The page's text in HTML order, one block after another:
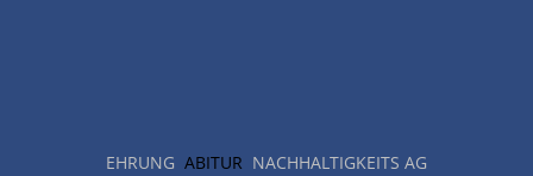
EHRUNG ABITUR NACHHALTIGKEITS AG